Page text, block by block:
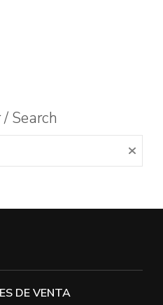
Search
DE VENTA